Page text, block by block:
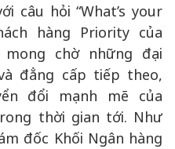
câu hỏi “What’s your
hàng Priority của
mong chờ những đại
đẳng cấp tiếp theo,
đổi mạnh mẽ của
thời gian tới. Như
đốc Khối Ngân hàng